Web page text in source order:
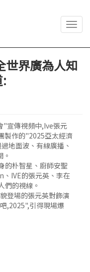
世界廣為人知
"宣傳視頻中,Ive張元
製作的"2025亞太經濟
地面波、有線廣播、
的朴智星、廚師安聖
IVE的張元英、李在
們的視線。
登場的張元英對飾演
,2025",引得現場爆